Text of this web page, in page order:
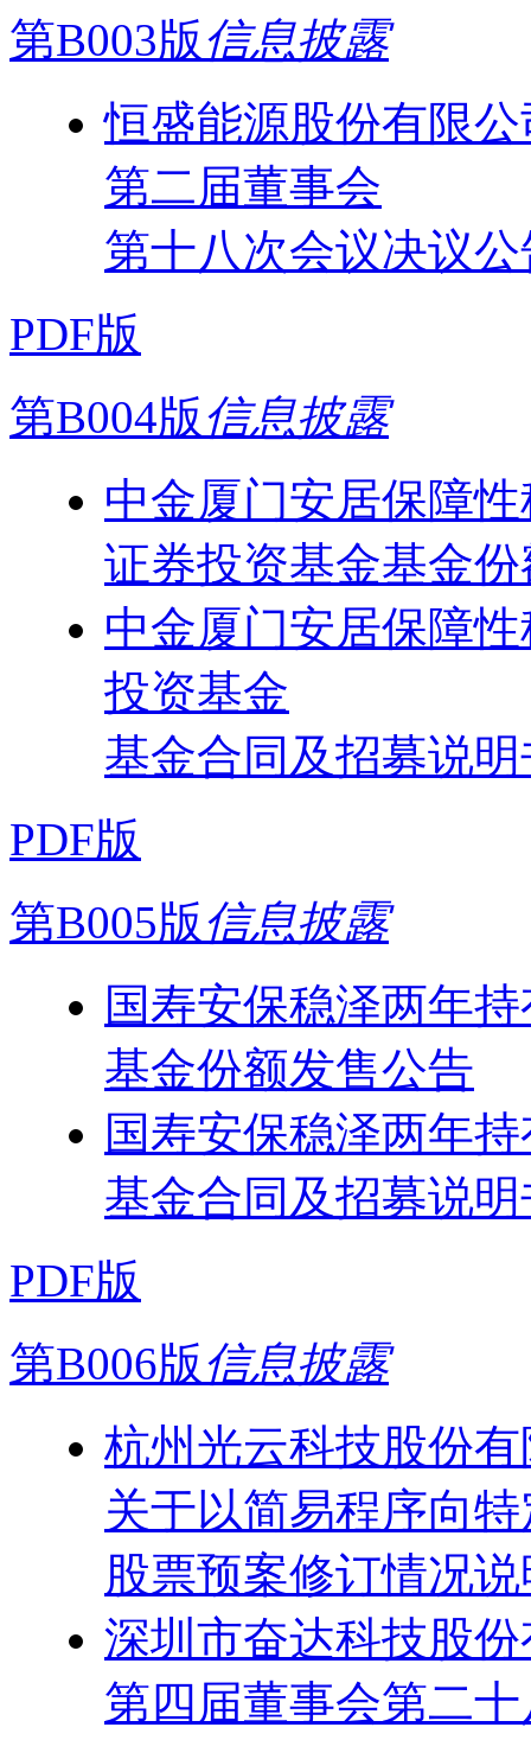
第B003版信息披露
恒盛能源股份有限公
第二届董事会
第十八次会议决议公
PDF版
第B004版信息披露
中金厦门安居保障
证券投资基金基金
中金厦门安居保障
投资基金
基金合同及招募说
PDF版
第B005版信息披露
国寿安保稳泽两年
基金份额发售公告
国寿安保稳泽两年
基金合同及招募说
PDF版
第B006版信息披露
杭州光云科技股份
关于以简易程序向
股票预案修订情况
深圳市奋达科技股
第四届董事会第二